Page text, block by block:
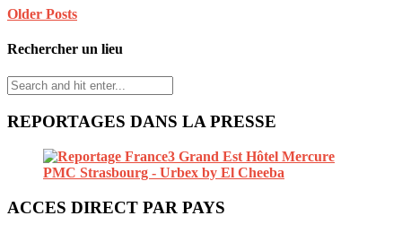
Older Posts
Rechercher un lieu
REPORTAGES DANS LA PRESSE
ACCES DIRECT PAR PAYS